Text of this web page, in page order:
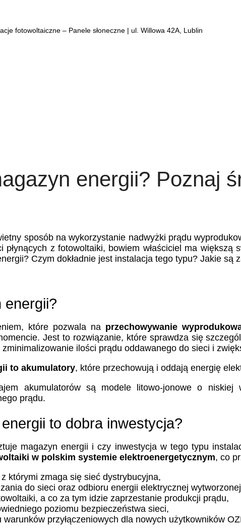
fotowoltaiczne – Panele słoneczne | ul. Willowa 42A, Lublin
energii? Poznaj
sposób na wykorzystanie nadwyżki prądu
płynących z fotowoltaiki, bowiem właściciel ma
Czym dokładnie jest instalacja tego typu? Jakie są
energii?
które pozwala na przechowywanie
Jest to rozwiązanie, które sprawdza się
ilości prądu oddawanego do sieci i
to akumulatory, które przechowują i oddają energię
akumulatorów są modele litowo-jonowe o
prądu.
to dobra inwestycja?
magazyn energii i czy inwestycja w tego typu
w polskim systemie elektroenergetycznym, co
którymi zmaga się sieć dystrybucyjna,
do sieci oraz odbioru energii elektrycznej
a co za tym idzie zaprzestanie produkcji prądu,
poziomu bezpieczeństwa sieci,
przyłączeniowych dla nowych użytkowników